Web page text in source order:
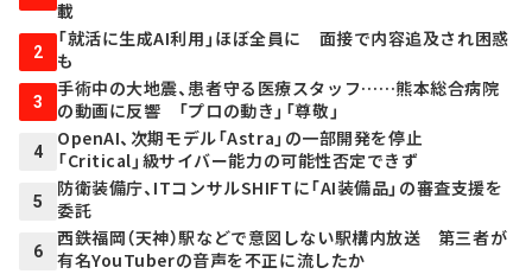
載
2
「就活に生成AI利用」ほぼ全員に 面接で内容追及され困惑
も
3
手術中の大地震、患者守る医療スタッフ……熊本総合病院
の動画に反響 「プロの動き」「尊敬」
4
OpenAI、次期モデル「Astra」の一部開発を停止
「Critical」級サイバー能力の可能性否定できず
5
防衛装備庁、ITコンサルSHIFTに「AI装備品」の審査支援を
委託
6
西鉄福岡（天神）駅などで意図しない駅構内放送 第三者が
有名YouTuberの音声を不正に流したか